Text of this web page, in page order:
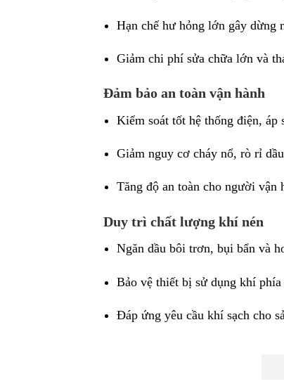
Hạn chế hư hỏng lớn gây dừng
Giảm chi phí sửa chữa lớn và
Đảm bảo an toàn vận hành
Kiểm soát tốt hệ thống điện, áp
Giảm nguy cơ cháy nổ, rò rỉ
Tăng độ an toàn cho người vận
Duy trì chất lượng khí nén
Ngăn dầu bôi trơn, bụi bẩn và
Bảo vệ thiết bị sử dụng khí
Đáp ứng yêu cầu khí sạch cho